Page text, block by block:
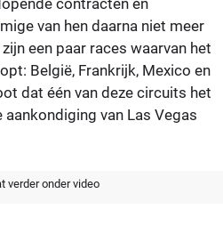
van hen daarna niet meer
een paar races waarvan het
België, Frankrijk, Mexico en
dat één van deze circuits het
van Las Vegas
verder onder video